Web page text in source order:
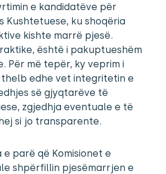
e kandidatëve për
Kushtetuese, ku shoqëria
kishte marrë pjesë.
është i pakuptueshëm
Për më tepër, ky veprim i
thelb edhe vet integritetin e
së gjyqtarëve të
zgjedhja eventuale e të
si jo transparente.
parë që Komisionet e
shpërfillin pjesëmarrjen e